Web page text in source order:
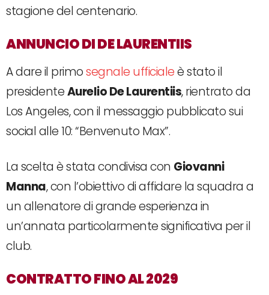
stagione del centenario.
ANNUNCIO DI DE LAURENTIIS
A dare il primosegnale ufficialeè stato il
presidenteAurelio De Laurentiis, rientrato da
Los Angeles, con il messaggio pubblicato sui
social alle 10: “Benvenuto Max”.
La scelta è stata condivisa con Giovanni
Manna, con l’obiettivo di affidare la squadra a
un allenatore di grande esperienza in
un’annata particolarmente significativa per il
club.
CONTRATTO FINO AL 2029